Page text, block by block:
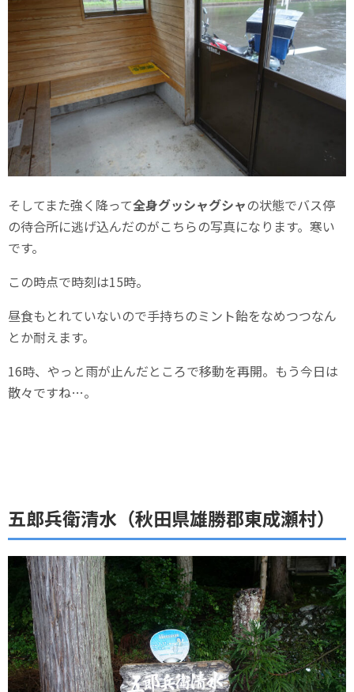
そしてまた強く降って全身グッシャグシャの状態でバス停
の待合所に逃げ込んだのがこちらの写真になります。寒い
です。
この時点で時刻は15時。
昼食もとれていないので手持ちのミント飴をなめつつなん
とか耐えます。
16時、やっと雨が止んだところで移動を再開。もう今日は
散々ですね…。
五郎兵衛清水（秋田県雄勝郡東成瀬村）